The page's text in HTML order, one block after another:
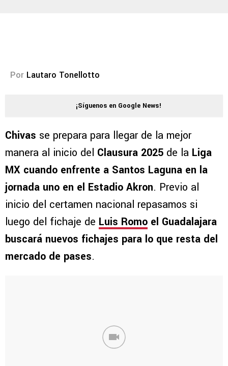
Por Lautaro Tonellotto
¡Síguenos en Google News!
Chivas se prepara para llegar de la mejor
manera al inicio del Clausura 2025 de la Liga
MX cuando enfrente a Santos Laguna en la
jornada uno en el Estadio Akron. Previo al
inicio del certamen nacional repasamos si
luego del fichaje de Luis Romo el Guadalajara
buscará nuevos fichajes para lo que resta del
mercado de pases.